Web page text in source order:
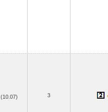
(10.07) 3